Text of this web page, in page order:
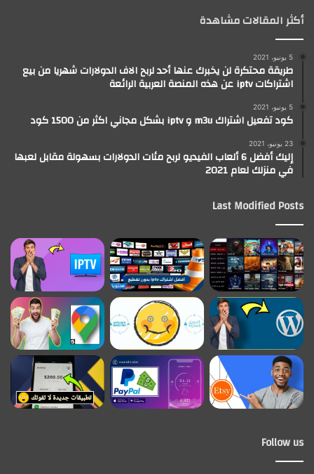
أكثر المقالات مشاهدة
5 يونيو، 2021
طريقة محتكرة لن يخبرك عنها أحد لربح الاف الدولارات شهريا من بيع
اشتراكات iptv عن هذه المنصة العربية الرائعة
5 يونيو، 2021
كود تفعيل اشتراك m3u و iptv بشكل مجاني اكثر من 1500 كود
23 يونيو، 2021
إليك أفضل 6 ألعاب الفيديو لربح مئات الدولارات بسهولة مقابل لعبها
في منزلك لعام 2021
Last Modified Posts
Follow us